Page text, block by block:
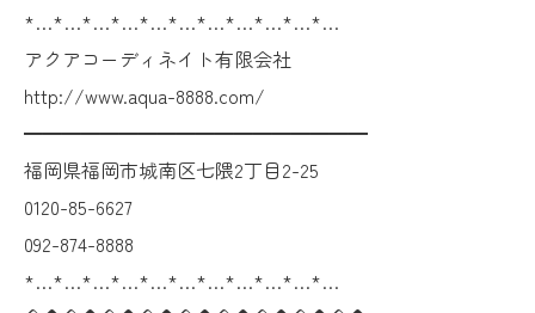
*…*…*…*…*…*…*…*…*…*…*…
アクアコーディネイト有限会社
http://www.aqua-8888.com/
━━━━━━━━━━━━━━━━━━
福岡県福岡市城南区七隈2丁目2-25
0120-85-6627
092-874-8888
*…*…*…*…*…*…*…*…*…*…*…